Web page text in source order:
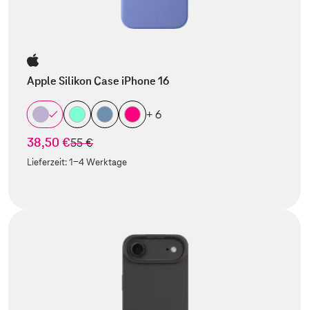
Apple Silikon Case iPhone 16
+ 6
38,50 €statt
55 €
Lieferzeit:1-4 Werktage